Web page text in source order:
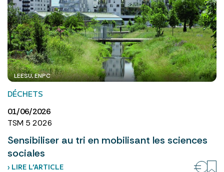
LEESU, ENPC
DÉCHETS
01/06/2026
TSM 5 2026
Sensibiliser au tri en mobilisant les sciences
sociales
› LIRE L’ARTICLE